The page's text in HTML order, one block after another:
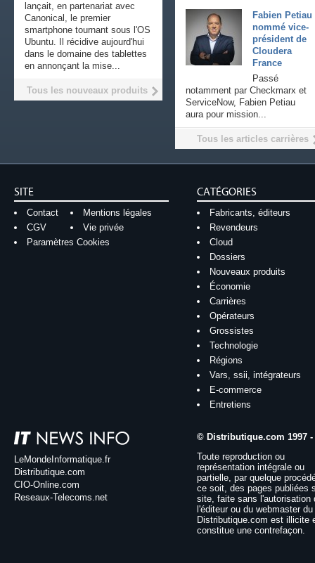
Fabien Petiau
nommé vice-
président de
Cloudera
France
Passé
notamment par Checkmarx et
ServiceNow, Fabien Petiau
aura pour mission...
Tous les articles carrières
lançait, en partenariat avec
Canonical, le premier
smartphone tournant sous l'OS
Ubuntu. Il récidive aujourd'hui
dans le domaine des tablettes
en annonçant la mise...
Tous les nouveaux produits
SITE
Contact
Mentions légales
CGV
Vie privée
Paramètres Cookies
CATÉGORIES
Fabricants, éditeurs
Revendeurs
Cloud
Dossiers
Nouveaux produits
Économie
Carrières
Opérateurs
Grossistes
Technologie
Régions
Vars, ssii, intégrateurs
E-commerce
Entretiens
LeMondeInformatique.fr
Distributique.com
CIO-Online.com
Reseaux-Telecoms.net
© Distributique.com 1997 -
Toute reproduction ou
représentation intégrale ou
partielle, par quelque
ce soit, des pages publiées
site, faite sans l'autorisation
l'éditeur ou du webmaster
Distributique.com est illicite
constitue une contrefaçon.